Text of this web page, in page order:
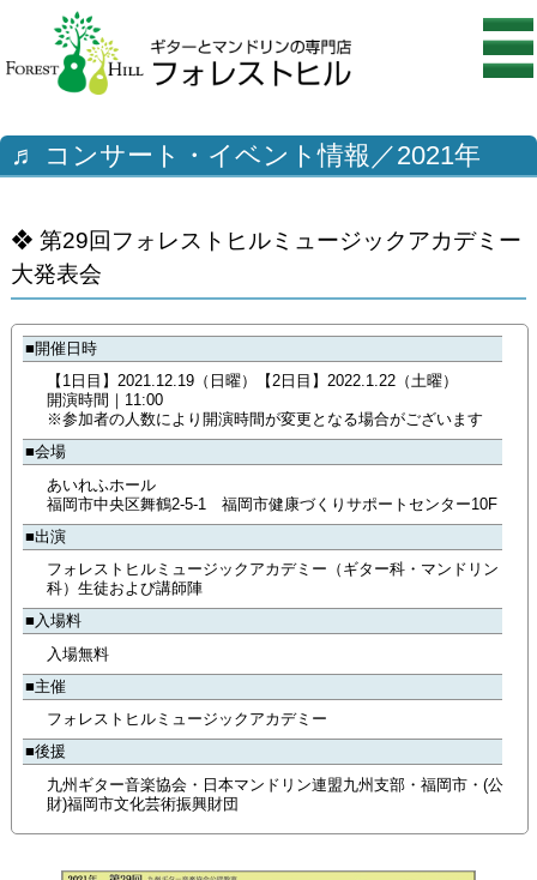
♬ コンサート・イベント情報／2021年
❖ 第29回フォレストヒルミュージックアカデミー
大発表会
■開催日時
【1日目】2021.12.19（日曜）【2日目】2022.1.22（土曜）
開演時間｜11:00
※参加者の人数により開演時間が変更となる場合がございます
■会場
あいれふホール
福岡市中央区舞鶴2-5-1 福岡市健康づくりサポートセンター10F
■出演
フォレストヒルミュージックアカデミー（ギター科・マンドリン
科）生徒および講師陣
■入場料
入場無料
■主催
フォレストヒルミュージックアカデミー
■後援
九州ギター音楽協会・日本マンドリン連盟九州支部・福岡市・(公
財)福岡市文化芸術振興財団